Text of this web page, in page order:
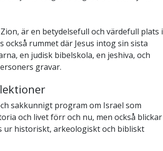
är en betydelsefull och värdefull plats i
också rummet där Jesus intog sin sista
en judisk bibelskola, en jeshiva, och
gravar.
sakkunnigt program om Israel som
och livet förr och nu, men också blickar
ur historiskt, arkeologiskt och bibliskt